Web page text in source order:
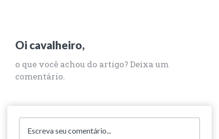
Oi cavalheiro,
o que você achou do artigo? Deixa um
comentário.